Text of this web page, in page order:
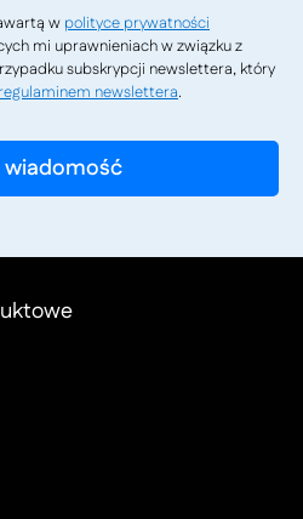
w polityce prywatności
mi uprawnieniach w związku z
subskrypcji newslettera, który
regulaminem newslettera.